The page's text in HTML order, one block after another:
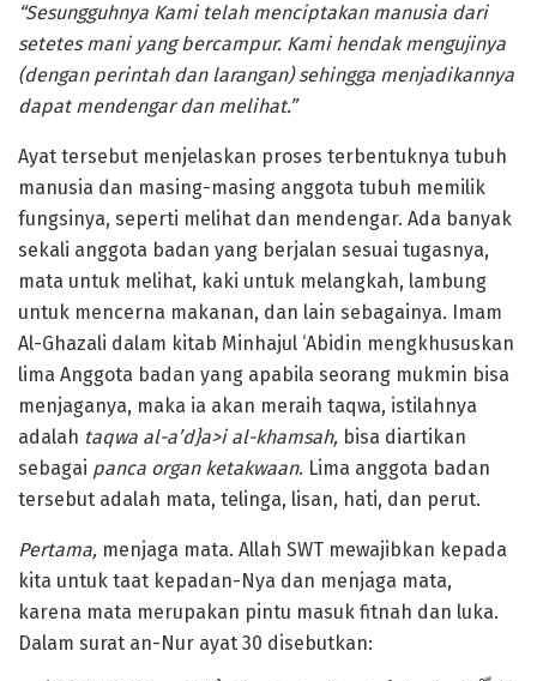
“Sesungguhnya Kami telah menciptakan manusia dari
setetes mani yang bercampur. Kami hendak mengujinya
(dengan perintah dan larangan) sehingga menjadikannya
dapat mendengar dan melihat.”
Ayat tersebut menjelaskan proses terbentuknya tubuh
manusia dan masing-masing anggota tubuh memilik
fungsinya, seperti melihat dan mendengar. Ada banyak
sekali anggota badan yang berjalan sesuai tugasnya,
mata untuk melihat, kaki untuk melangkah, lambung
untuk mencerna makanan, dan lain sebagainya. Imam
Al-Ghazali dalam kitab Minhajul ‘Abidin mengkhususkan
lima Anggota badan yang apabila seorang mukmin bisa
menjaganya, maka ia akan meraih taqwa, istilahnya
adalah taqwa al-a’d}a>i al-khamsah, bisa diartikan
sebagai panca organ ketakwaan. Lima anggota badan
tersebut adalah mata, telinga, lisan, hati, dan perut.
Pertama, menjaga mata. Allah SWT mewajibkan kepada
kita untuk taat kepadan-Nya dan menjaga mata,
karena mata merupakan pintu masuk fitnah dan luka.
Dalam surat an-Nur ayat 30 disebutkan: